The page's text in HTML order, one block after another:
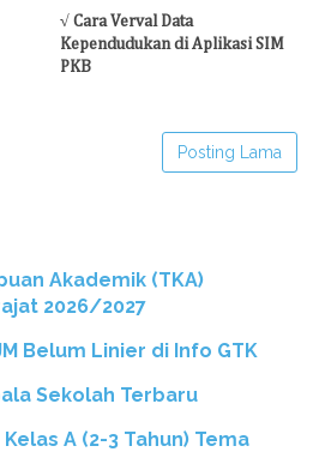
√ Cara Verval Data
Kependudukan di Aplikasi SIM
PKB
Posting Lama
Akademik (TKA)
2026/2027
Belum Linier di Info GTK
Sekolah Terbaru
A (2-3 Tahun) Tema